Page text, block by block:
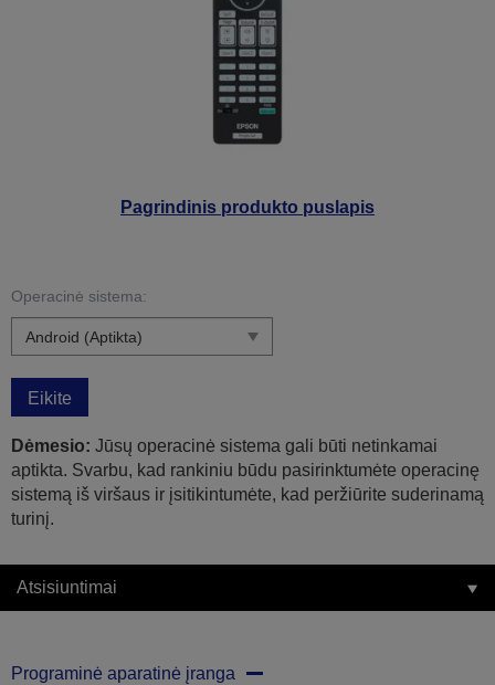
Pagrindinis produkto puslapis
Operacinė sistema:
Eikite
Dėmesio: Jūsų operacinė sistema gali būti netinkamai
aptikta. Svarbu, kad rankiniu būdu pasirinktumėte operacinę
sistemą iš viršaus ir įsitikintumėte, kad peržiūrite suderinamą
turinį.
Atsisiuntimai
Programinė aparatinė įranga